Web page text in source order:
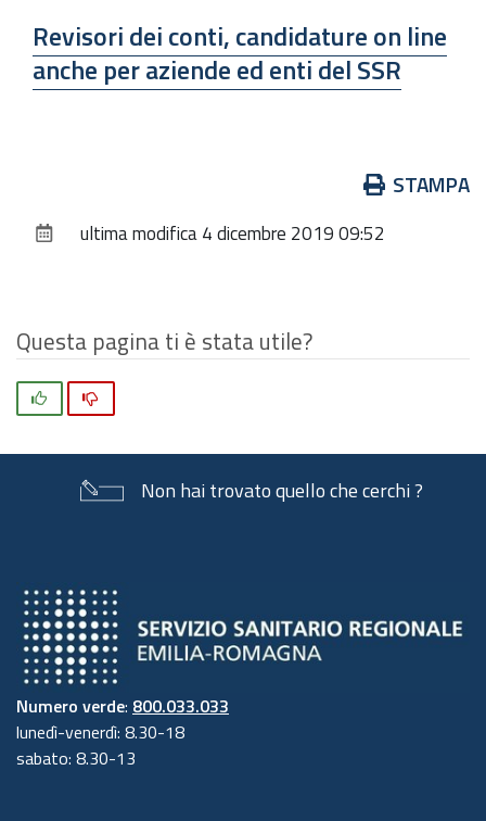
Revisori dei conti, candidature on line
anche per aziende ed enti del SSR
documento
STAMPA
ultima modifica4 dicembre 2019 09:52
Questa pagina ti è stata utile?
Non hai trovato quello che cerchi ?
Numero verde: 800.033.033
lunedì-venerdì: 8.30-18
sabato: 8.30-13